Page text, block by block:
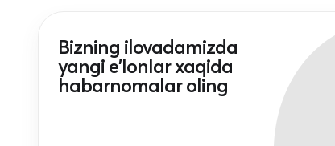
Bizning ilovadamizda
yangi e'lonlar xaqida
habarnomalar oling